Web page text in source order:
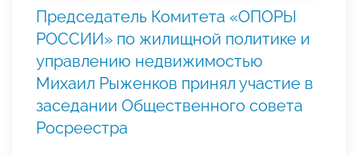
Председатель Комитета «ОПОРЫ
РОССИИ» по жилищной политике и
управлению недвижимостью
Михаил Рыженков принял участие в
заседании Общественного совета
Росреестра